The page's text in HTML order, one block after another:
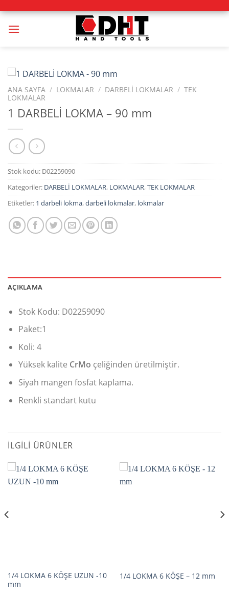
ANA SAYFA / LOKMALAR / DARBELİ LOKMALAR / TEK
LOKMALAR
1 DARBELİ LOKMA – 90 mm
Stok kodu: D02259090
Kategoriler: DARBELİ LOKMALAR, LOKMALAR,TEK LOKMALAR
Etiketler: 1 darbeli lokma,darbeli lokmalar, lokmalar
AÇIKLAMA
Stok Kodu: D02259090
Paket:1
Koli: 4
Yüksek kalite CrMo çeliğinden üretilmiştir.
Siyah mangen fosfat kaplama.
Renkli standart kutu
İLGILI ÜRÜNLER
1/4 LOKMA 6 KÖŞE UZUN -10
mm
1/4 LOKMA 6 KÖŞE – 12 mm